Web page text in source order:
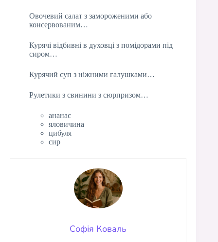
Овочевий салат з замороженими або
консервованим…
Курячі відбивні в духовці з помідорами під
сиром…
Курячий суп з ніжними галушками…
Рулетики з свинини з сюрпризом…
ананас
яловичина
цибуля
сир
Софія Коваль